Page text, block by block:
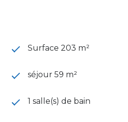
Surface 203 m²
séjour 59 m²
1 salle(s) de bain